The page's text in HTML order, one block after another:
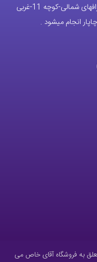
کوچه 11-غربی
انجام میشود .
به فروشگاه آقای خاص می